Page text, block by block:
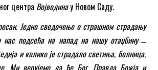
центра Војводинау Новом Саду.
Једно сведочење о страшном страдању
нас подсећа на напад на нашу отаџбину
и колико је страдало светиња, болница,